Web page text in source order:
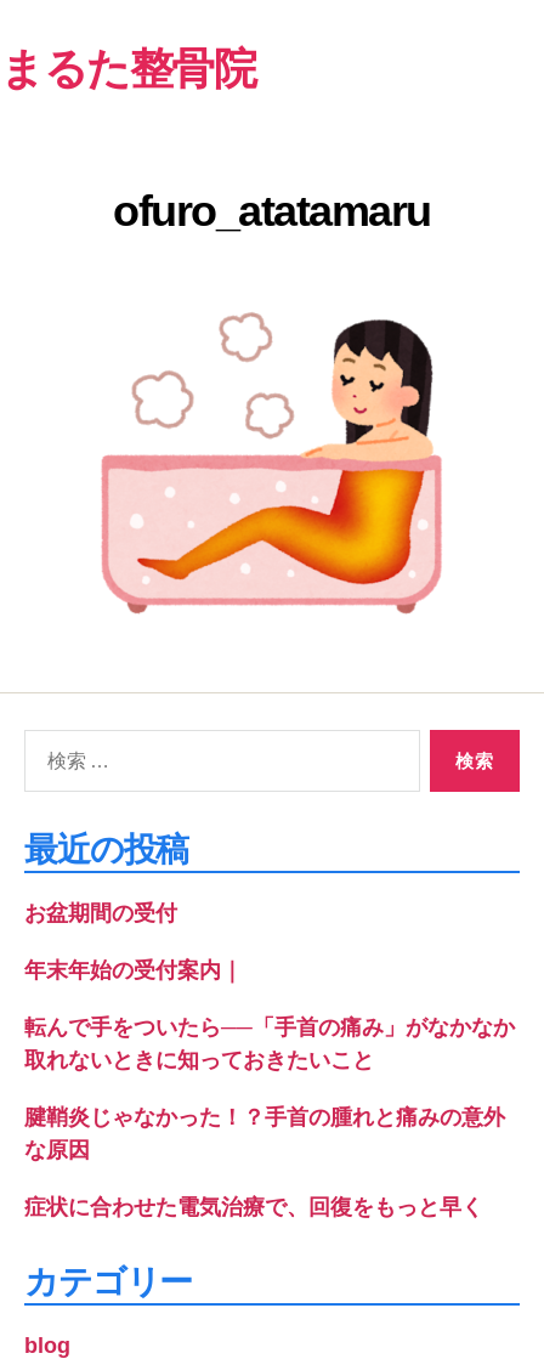
まるた整骨院
ofuro_atatamaru
象:
最近の投稿
お盆期間の受付
年末年始の受付案内｜
転んで手をついたら──「手首の痛み」がなかなか
取れないときに知っておきたいこと
腱鞘炎じゃなかった！？手首の腫れと痛みの意外
な原因
症状に合わせた電気治療で、回復をもっと早く
カテゴリー
blog